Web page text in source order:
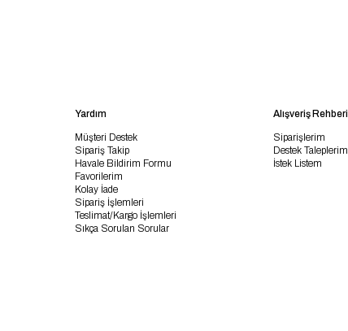
Yardım
Müşteri Destek
Sipariş Takip
Havale Bildirim Formu
Favorilerim
Kolay İade
Sipariş İşlemleri
Teslimat/Kargo İşlemleri
Sıkça Sorulan Sorular
Alışveriş Rehberi
Siparişlerim
Destek Taleplerim
İstek Listem